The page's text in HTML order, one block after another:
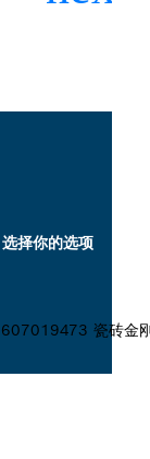
瓷砖金
选择你的选项